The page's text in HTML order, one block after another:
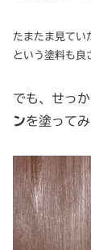
たまたま見てい
という塗料も良
でも、せっ
ンを塗ってみ